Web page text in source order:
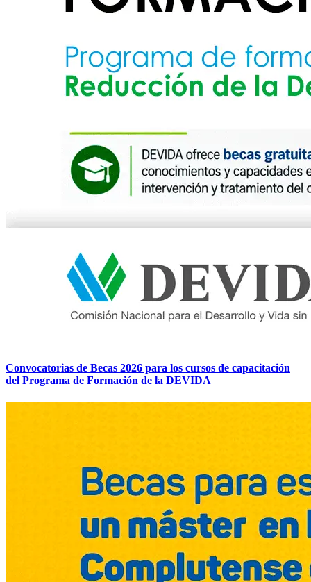
Convocatorias de Becas 2026 para los cursos de capacitación
del Programa de Formación de la DEVIDA